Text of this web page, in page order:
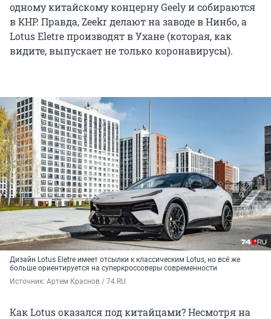
одному китайскому концерну Geely и собираются
в КНР. Правда, Zeekr делают на заводе в Нинбо, а
Lotus Eletre производят в Ухане (которая, как
видите, выпускает не только коронавирусы).
Дизайн Lotus Eletre имеет отсылки к классическим Lotus, но всё же
больше ориентируется на суперкроссоверы современности
Источник: Артем Краснов / 74.RU
Как Lotus оказался под китайцами? Несмотря на